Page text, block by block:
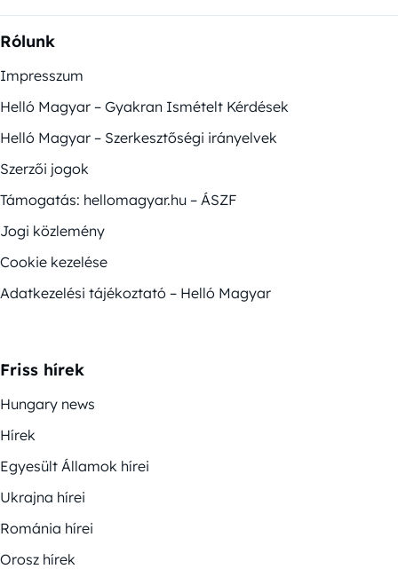
Rólunk
Impresszum
Helló Magyar – Gyakran Ismételt Kérdések
Helló Magyar – Szerkesztőségi irányelvek
Szerzői jogok
Támogatás: hellomagyar.hu – ÁSZF
Jogi közlemény
Cookie kezelése
Adatkezelési tájékoztató – Helló Magyar
Friss hírek
Hungary news
Hírek
Egyesült Államok hírei
Ukrajna hírei
Románia hírei
Orosz hírek